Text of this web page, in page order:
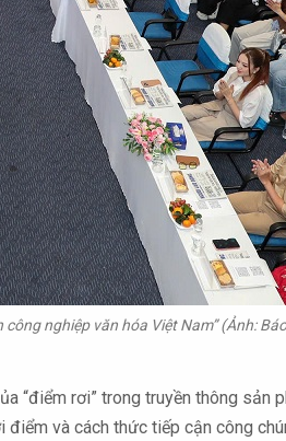
nghiệp văn hóa Việt Nam” (Ảnh:
“điểm rơi” trong truyền thông sản
và cách thức tiếp cận công